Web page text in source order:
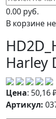
0.00 руб.
В корзине
Harley
Цена: 50,16
Артикул: